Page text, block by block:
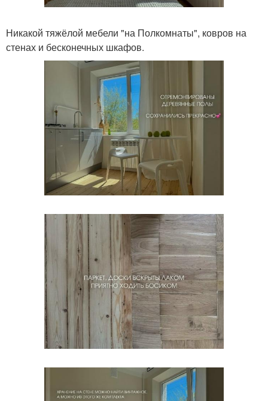
Никакой тяжёлой мебели "на Полкомнаты", ковров на
стенах и бесконечных шкафов.